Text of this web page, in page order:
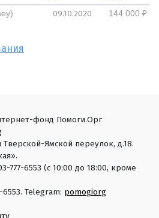
09.10.2020 144 000 ₽
фонд Помоги.Орг
Тверской-Ямской переулок, д.18.
777-6553 (с 10:00 до 18:00, кроме
6553. Telegram: pomogiorg